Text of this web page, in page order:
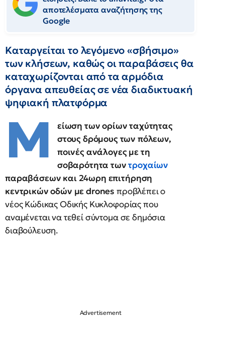
αποτελέσματα αναζήτησης της
Google
Kαταργείται το λεγόμενο «σβήσιμο»
των κλήσεων, καθώς οι παραβάσεις θα
καταχωρίζονται από τα αρμόδια
όργανα απευθείας σε νέα διαδικτυακή
ψηφιακή πλατφόρμα
Μ
είωση των ορίων ταχύτητας
στους δρόμους των πόλεων,
ποινές ανάλογες με τη
σοβαρότητα τωντροχαίων
παραβάσεων και 24ωρη επιτήρηση
κεντρικών οδών με drones προβλέπει ο
νέος Κώδικας Οδικής Κυκλοφορίας που
αναμένεται να τεθεί σύντομα σε δημόσια
διαβούλευση.